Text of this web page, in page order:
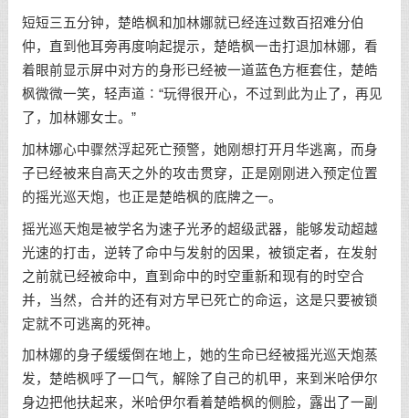
短短三五分钟，楚皓枫和加林娜就已经连过数百招难分伯
仲，直到他耳旁再度响起提示，楚皓枫一击打退加林娜，看
着眼前显示屏中对方的身形已经被一道蓝色方框套住，楚皓
枫微微一笑，轻声道∶“玩得很开心，不过到此为止了，再见
了，加林娜女士。”
加林娜心中骤然浮起死亡预警，她刚想打开月华逃离，而身
子已经被来自高天之外的攻击贯穿，正是刚刚进入预定位置
的摇光巡天炮，也正是楚皓枫的底牌之一。
摇光巡天炮是被学名为速子光矛的超级武器，能够发动超越
光速的打击，逆转了命中与发射的因果，被锁定者，在发射
之前就已经被命中，直到命中的时空重新和现有的时空合
并，当然，合并的还有对方早已死亡的命运，这是只要被锁
定就不可逃离的死神。
加林娜的身子缓缓倒在地上，她的生命已经被摇光巡天炮蒸
发，楚皓枫呼了一口气，解除了自己的机甲，来到米哈伊尔
身边把他扶起来，米哈伊尔看着楚皓枫的侧脸，露出了一副